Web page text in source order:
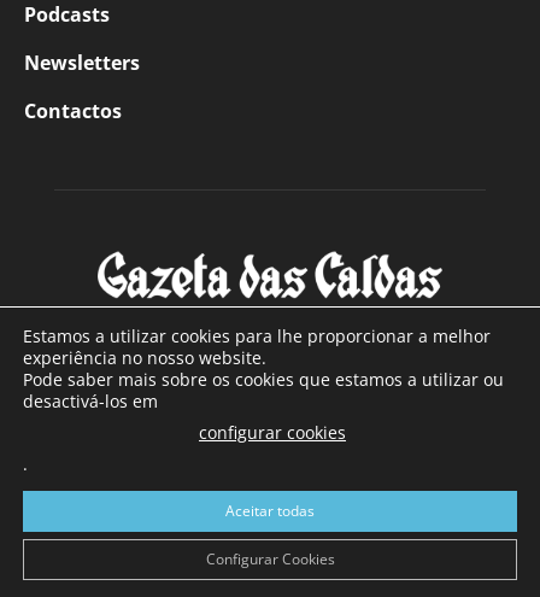
Podcasts
Newsletters
Contactos
SOBRE NÓS
Com sede nas Caldas da Rainha e mais de 90 anos de
a sul de distrito de Leiria, com mais de 40.000 leitores por
toda a região Oeste. Jornal com distribuição em Portugal
Continental e assinatura online.
Estamos a utilizar cookies para lhe proporcionar a melhor
experiência no nosso website.
Pode saber mais sobre os cookies que estamos a utilizar ou
desactivá-los em
configurar cookies
.
Aceitar todas
Configurar Cookies